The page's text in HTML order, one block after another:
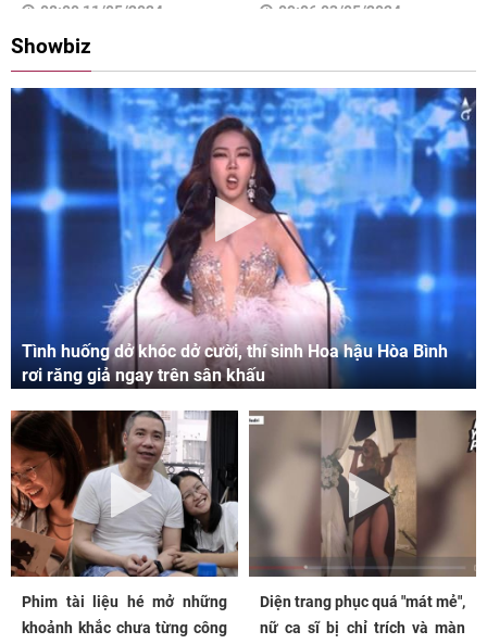
08:00 11/05/2024
09:06 03/05/2024
Showbiz
Tình huống dở khóc dở cười, thí sinh Hoa hậu Hòa Bình
rơi răng giả ngay trên sân khấu
Phim tài liệu hé mở những
khoảnh khắc chưa từng công
Diện trang phục quá "mát mẻ",
nữ ca sĩ bị chỉ trích và màn